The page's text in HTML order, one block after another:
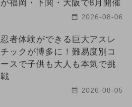
が福岡・下関・大阪で8月開催
2026-08-06
忍者体験ができる巨大アスレ
チックが博多に！難易度別コ
ースで子供も大人も本気で挑
戦
2026-08-05